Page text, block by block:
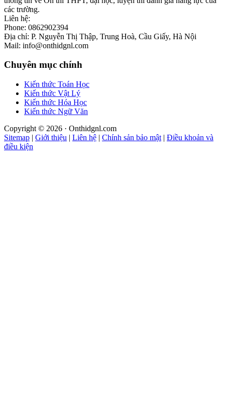
các trường.
Liên hệ:
Phone: 0862902394
Địa chỉ: P. Nguyễn Thị Thập, Trung Hoà, Cầu Giấy, Hà Nội
Mail: info@onthidgnl.com
Chuyên mục chính
Kiến thức Toán Học
Kiến thức Vật Lý
Kiến thức Hóa Học
Kiến thức Ngữ Văn
Copyright © 2026 · Onthidgnl.com
Sitemap | Giới thiệu | Liên hệ | Chính sản bảo mật | Điều khoản và
điều kiện